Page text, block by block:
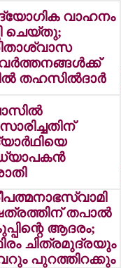
വാഹനം
ചെയ്തു;
തഹസില്‍ദാര്‍
തപാല്‍
ആദരം;
ചിത്രമുദ്രയും
പുറത്തിറക്കും